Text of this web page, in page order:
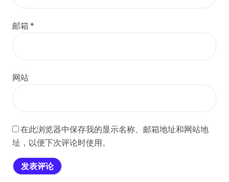
邮箱 *
网站
在此浏览器中保存我的显示名称、邮箱地址和网站地
址，以便下次评论时使用。